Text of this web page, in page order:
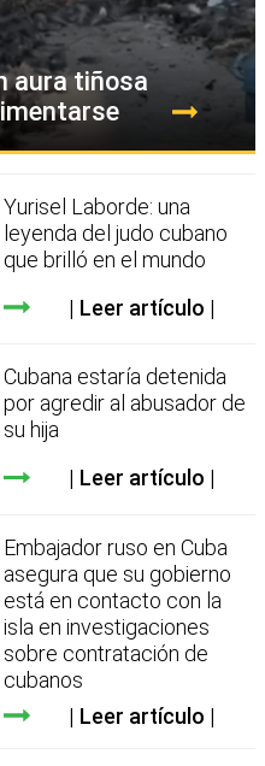
aura tiñosa
Yurisel Laborde: una
leyenda del judo cubano
que brilló en el mundo
Leer artículo
Cubana estaría detenida
por agredir al abusador de
su hija
Leer artículo
Embajador ruso en Cuba
asegura que su gobierno
está en contacto con la
isla en investigaciones
sobre contratación de
cubanos
Leer artículo